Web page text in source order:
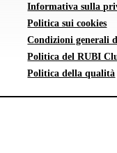
Informativa sulla
Politica sui cookies
Condizioni generali
Politica del RUBI
Politica della qualità